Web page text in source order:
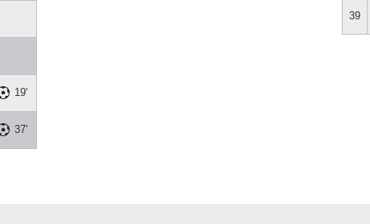
19'
37'
39